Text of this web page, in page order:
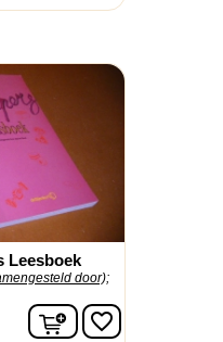
Leesboek
door);
In winkelwagen
favorite_border